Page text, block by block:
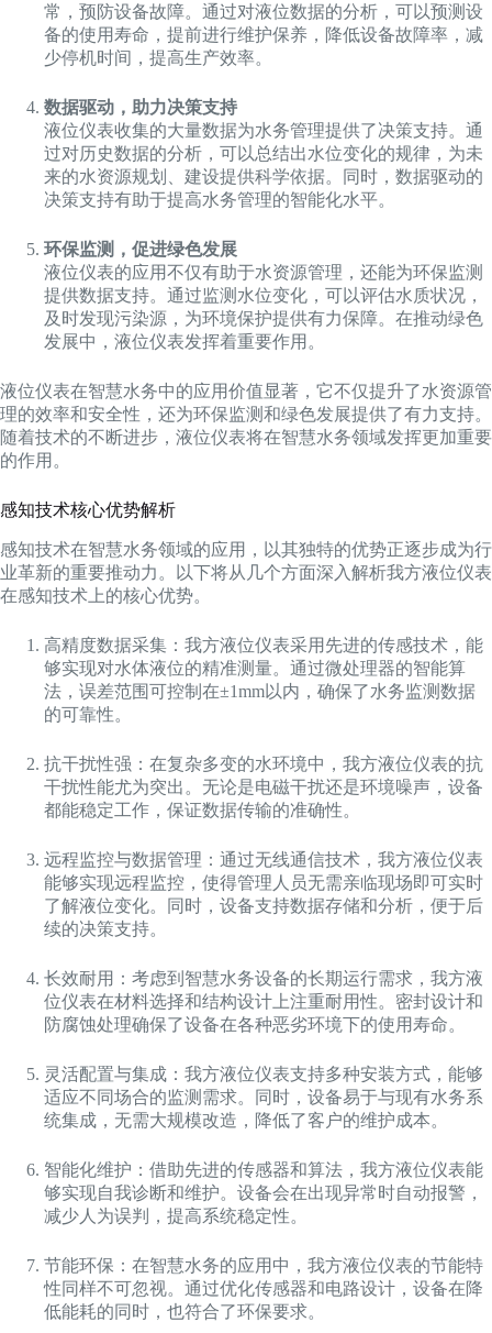
常，预防设备故障。通过对液位数据的分析，可以预测设
备的使用寿命，提前进行维护保养，降低设备故障率，减
少停机时间，提高生产效率。
数据驱动，助力决策支持
液位仪表收集的大量数据为水务管理提供了决策支持。通
过对历史数据的分析，可以总结出水位变化的规律，为未
来的水资源规划、建设提供科学依据。同时，数据驱动的
决策支持有助于提高水务管理的智能化水平。
环保监测，促进绿色发展
液位仪表的应用不仅有助于水资源管理，还能为环保监测
提供数据支持。通过监测水位变化，可以评估水质状况，
及时发现污染源，为环境保护提供有力保障。在推动绿色
发展中，液位仪表发挥着重要作用。
液位仪表在智慧水务中的应用价值显著，它不仅提升了水资源管
理的效率和安全性，还为环保监测和绿色发展提供了有力支持。
随着技术的不断进步，液位仪表将在智慧水务领域发挥更加重要
的作用。
感知技术核心优势解析
感知技术在智慧水务领域的应用，以其独特的优势正逐步成为行
业革新的重要推动力。以下将从几个方面深入解析我方液位仪表
在感知技术上的核心优势。
高精度数据采集：我方液位仪表采用先进的传感技术，能
够实现对水体液位的精准测量。通过微处理器的智能算
法，误差范围可控制在±1mm以内，确保了水务监测数据
的可靠性。
抗干扰性强：在复杂多变的水环境中，我方液位仪表的抗
干扰性能尤为突出。无论是电磁干扰还是环境噪声，设备
都能稳定工作，保证数据传输的准确性。
远程监控与数据管理：通过无线通信技术，我方液位仪表
能够实现远程监控，使得管理人员无需亲临现场即可实时
了解液位变化。同时，设备支持数据存储和分析，便于后
续的决策支持。
长效耐用：考虑到智慧水务设备的长期运行需求，我方液
位仪表在材料选择和结构设计上注重耐用性。密封设计和
防腐蚀处理确保了设备在各种恶劣环境下的使用寿命。
灵活配置与集成：我方液位仪表支持多种安装方式，能够
适应不同场合的监测需求。同时，设备易于与现有水务系
统集成，无需大规模改造，降低了客户的维护成本。
智能化维护：借助先进的传感器和算法，我方液位仪表能
够实现自我诊断和维护。设备会在出现异常时自动报警，
减少人为误判，提高系统稳定性。
节能环保：在智慧水务的应用中，我方液位仪表的节能特
性同样不可忽视。通过优化传感器和电路设计，设备在降
低能耗的同时，也符合了环保要求。